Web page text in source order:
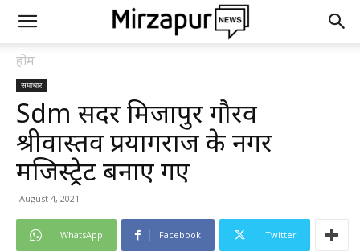
होम
समाचार
Sdm सदर मिर्जापुर गौरव
श्रीवास्तव प्रयागराज के नगर
मजिस्ट्रेट बनाए गए
August 4, 2021
WhatsApp Facebook Twitter